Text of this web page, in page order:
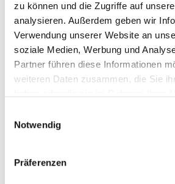
zu können und die Zugriffe auf
analysieren. Außerdem geben wir
Verwendung unserer Website an
soziale Medien, Werbung und
Partner führen diese Informationen
weiteren Daten zusammen, die Sie
Notwendig
Präferenzen